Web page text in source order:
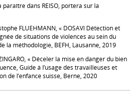
paraître dans REISO, portera sur la
FLUEHMANN, « DOSAVI Détection et
de situations de violences au sein du
la méthodologie, BEFH, Lausanne, 2019
« Déceler la mise en danger du bien
Guide à l’usage des travailleuses et
de l’enfance suisse, Berne, 2020